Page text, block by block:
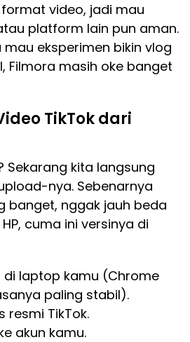
video, jadi mau
platform lain pun aman.
mau eksperimen bikin vlog
Filmora masih oke banget
TikTok dari
Sekarang kita langsung
nya. Sebenarnya
banget, nggak jauh beda
cuma ini versinya di
di laptop kamu (Chrome
paling stabil).
resmi TikTok.
akun kamu.